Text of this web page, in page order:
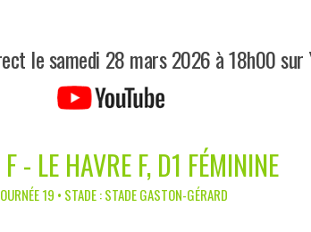
le samedi 28 mars 2026 à 18h00 sur
- LE HAVRE F, D1 FÉMININE
19 • STADE : STADE GASTON-GÉRARD